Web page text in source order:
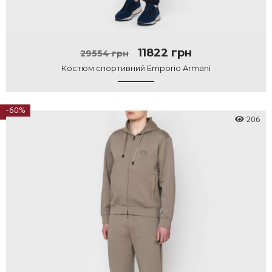
29554 грн 11822 грн
Костюм спортивний Emporio Armani
-60%
206